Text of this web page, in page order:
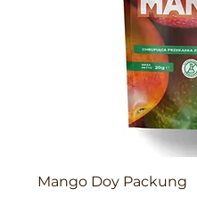
Mango Doy Packung